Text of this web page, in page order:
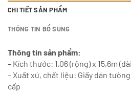
CHI TIẾT SẢN PHẨM
THÔNG TIN BỔ SUNG
Thông tin sản phẩm:
– Kích thước: 1,06 (rộng) x 15,6m
– Xuất xứ, chất liệu: Giấy dán
cấp